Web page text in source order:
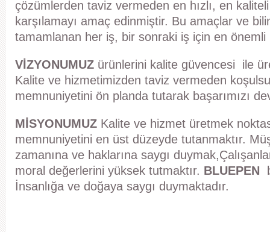
çözümlerden taviz vermeden en hızlı, en
karşılamayı amaç edinmiştir. Bu amaçlar ve
tamamlanan her iş, bir sonraki iş için en
VİZYONUMUZ ürünlerini kalite güvencesi ile
Kalite ve hizmetimizden taviz vermeden
memnuniyetini ön planda tutarak başarımızı
MİSYONUMUZ Kalite ve hizmet üretmek
memnuniyetini en üst düzeyde tutanmaktır.
zamanına ve haklarına saygı
moral değerlerini yüksek tutmaktır. BLUEPEN
İnsanlığa ve doğaya saygı duymaktadır.